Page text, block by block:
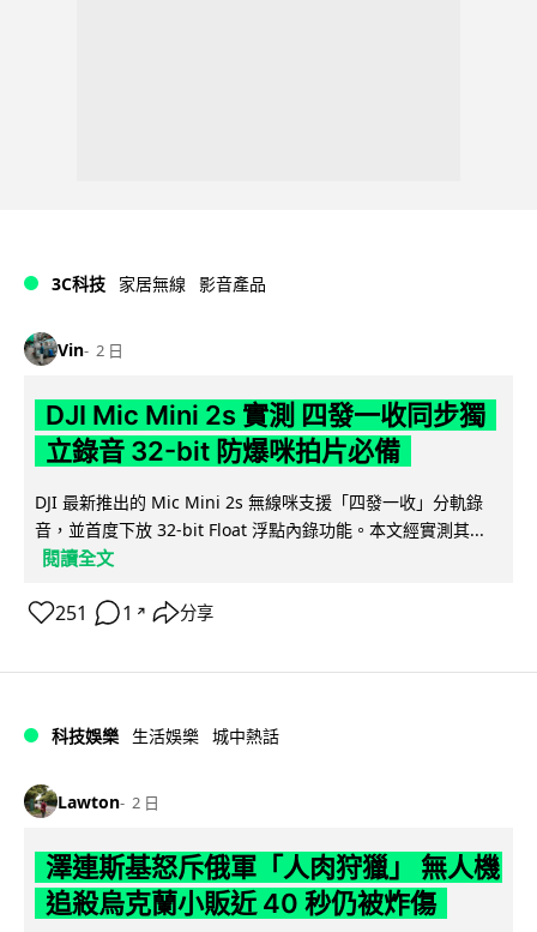
3C科技 家居無線 影音產品
Vin 2 日
DJI Mic Mini 2s 實測 四發一收同步獨
立錄音 32-bit 防爆咪拍片必備
DJI 最新推出的 Mic Mini 2s 無線咪支援「四發一收」分軌錄
音，並首度下放 32-bit Float 浮點內錄功能。本文經實測其...
閱讀全文
251 1 ↗ 分享
科技娛樂 生活娛樂 城中熱話
Lawton 2 日
澤連斯基怒斥俄軍「人肉狩獵」 無人機
追殺烏克蘭小販近 40 秒仍被炸傷